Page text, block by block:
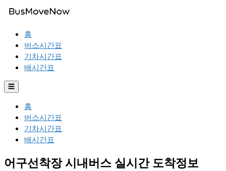
홈
버스시간표
기차시간표
배시간표
☰
홈
버스시간표
기차시간표
배시간표
어구선착장 시내버스 실시간 도착정보